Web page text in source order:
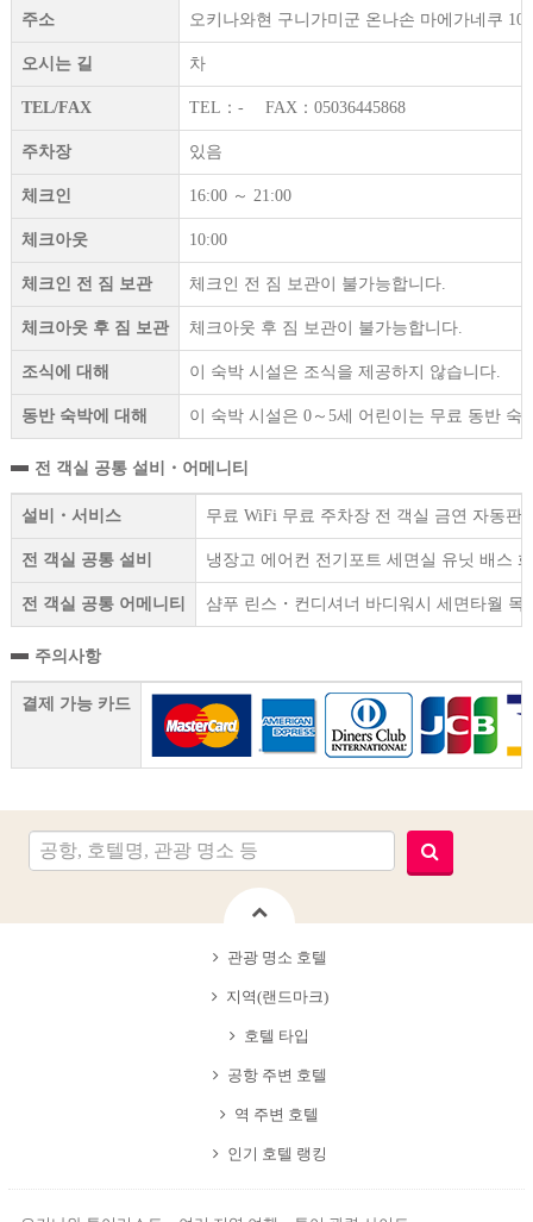
주소 오키나와현 구니가미군 온나손 마에가네쿠
오시는 길 차
TEL/FAX TEL：- FAX：05036445868
주차장 있음
체크인 16:00 ～ 21:00
체크아웃 10:00
체크인 전 짐 보관 체크인 전 짐 보관이 불가능합니다.
체크아웃 후 짐 보관 체크아웃 후 짐 보관이 불가능합니다.
조식에 대해 이 숙박 시설은 조식을 제공하지 않습니다.
동반 숙박에 대해 이 숙박 시설은 0～5세 어린이는 무료 동반 숙
전 객실 공통 설비・어메니티
설비・서비스 무료 WiFi 무료 주차장 전 객실 금연 자동판
전 객실 공통 설비 냉장고 에어컨 전기포트 세면실 유닛 배스
전 객실 공통 어메니티 샴푸 린스・컨디셔너 바디워시 세면타월 목
주의사항
결제 가능 카드
관광 명소 호텔
지역(랜드마크)
호텔 타입
공항 주변 호텔
역 주변 호텔
인기 호텔 랭킹